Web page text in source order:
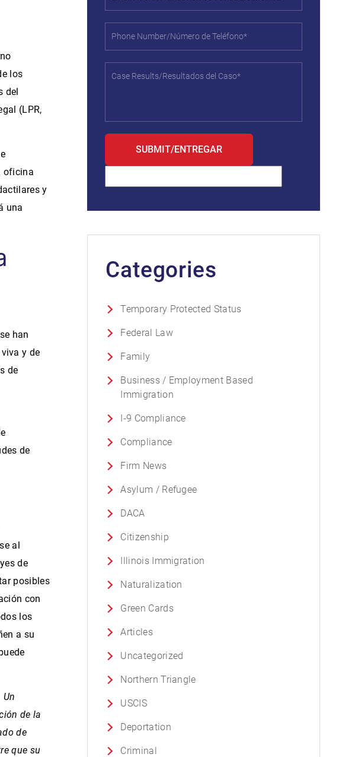
los
del
(LPR,
oficina
y
una
han
y de
de
de
al
de
posibles
con
los
a su
de la
de
que su
Categories
Temporary Protected Status
Federal Law
Family
Business / Employment Based
Immigration
I-9 Compliance
Compliance
Firm News
Asylum / Refugee
DACA
Citizenship
Illinois Immigration
Naturalization
Green Cards
Articles
Uncategorized
Northern Triangle
USCIS
Deportation
Criminal